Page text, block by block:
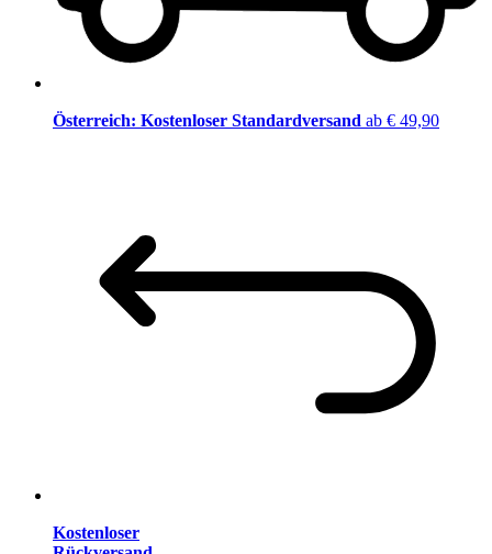
Österreich: Kostenloser Standardversand ab € 49,90
Kostenloser